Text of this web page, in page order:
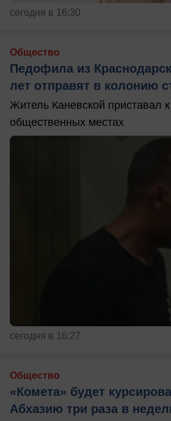
сегодня в 16:30
Общество
Педофила из
лет отправят в колонию
Житель Каневской приставал
общественных местах
сегодня в 16:27
Общество
«Комета» будет
Абхазию три раза в